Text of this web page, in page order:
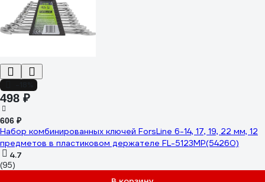
498 ₽
606 ₽
Набор комбинированных ключей ForsLine 6-14, 17, 19, 22 мм, 12
предметов в пластиковом держателе FL-5123MP(54260)
4.7
(95)